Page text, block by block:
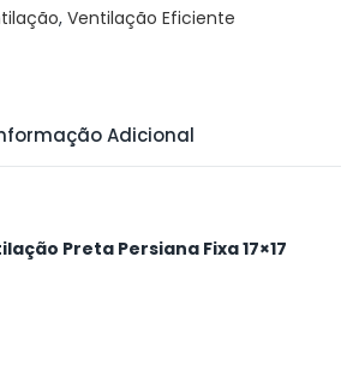
, Ventilação Eficiente
Adicional
Preta Persiana Fixa 17×17